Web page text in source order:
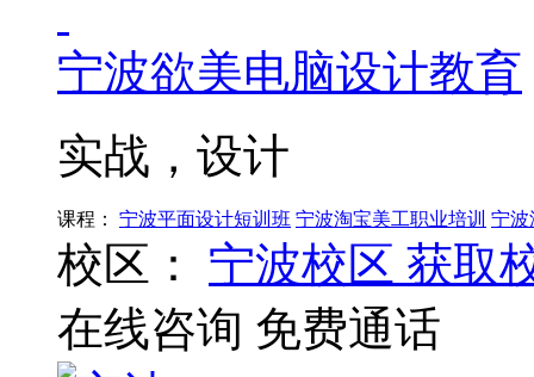
宁波欲美电脑设计教育
实战，设计
课程： 宁波平面设计短训班 宁波淘宝美工职业培训 宁波
校区： 宁波校区 获取
在线咨询 免费通话